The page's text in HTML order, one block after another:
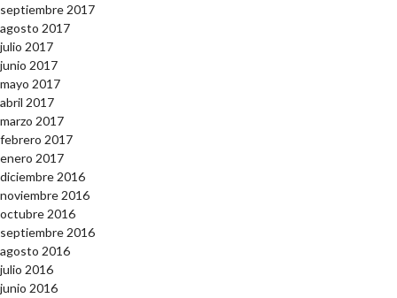
septiembre 2017
agosto 2017
julio 2017
junio 2017
mayo 2017
abril 2017
marzo 2017
febrero 2017
enero 2017
diciembre 2016
noviembre 2016
octubre 2016
septiembre 2016
agosto 2016
julio 2016
junio 2016